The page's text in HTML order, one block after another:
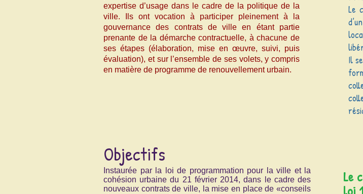
expertise d’usage dans le cadre de la politique de la
ville. Ils ont vocation à participer pleinement à la
gouvernance des contrats de ville en étant partie
prenante de la démarche contractuelle, à chacune de
ses étapes (élaboration, mise en œuvre, suivi, puis
évaluation), et sur l’ensemble de ses volets, y compris
en matière de programme de renouvellement urbain.
Le
Il
Objectifs
Instaurée par la loi de programmation pour la ville et la
cohésion urbaine du 21 février 2014, dans le cadre des
nouveaux contrats de ville, la mise en place de «conseils
Le